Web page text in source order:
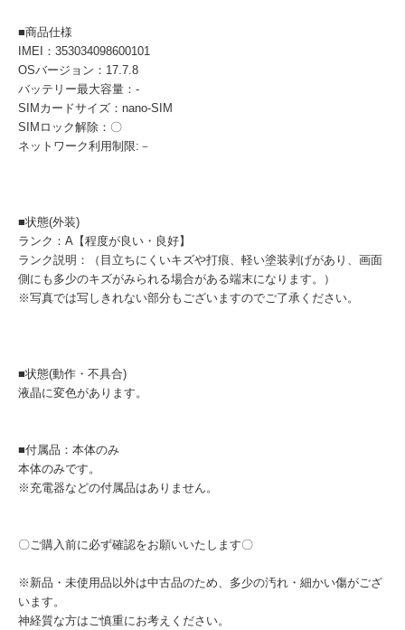
■商品仕様
IMEI：353034098600101
OSバージョン：17.7.8
バッテリー最大容量：-
SIMカードサイズ：nano-SIM
SIMロック解除：〇
ネットワーク利用制限:－
■状態(外装)
ランク：A【程度が良い・良好】
ランク説明：（目立ちにくいキズや打痕、軽い塗装剥げがあり、画面
側にも多少のキズがみられる場合がある端末になります。）
※写真では写しきれない部分もございますのでご了承ください。
■状態(動作・不具合)
液晶に変色があります。
■付属品：本体のみ
本体のみです。
※充電器などの付属品はありません。
〇ご購入前に必ず確認をお願いいたします〇
※新品・未使用品以外は中古品のため、多少の汚れ・細かい傷がござ
います。
神経質な方はご慎重にお考えください。